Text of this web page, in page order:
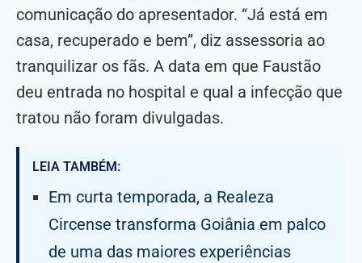
comunicação do apresentador. “Já está em
casa, recuperado e bem”, diz assessoria ao
tranquilizar os fãs. A data em que Faustão
deu entrada no hospital e qual a infecção que
tratou não foram divulgadas.
LEIA TAMBÉM:
Em curta temporada, a Realeza
Circense transforma Goiânia em palco
de uma das maiores experiências